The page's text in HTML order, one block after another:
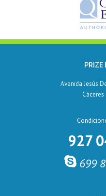
PRIZE
Avenida Jesús
Cáceres
927
699